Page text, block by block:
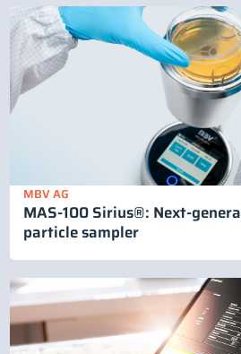
MBV AG
MAS-100 Sirius®: Next-
particle sampler